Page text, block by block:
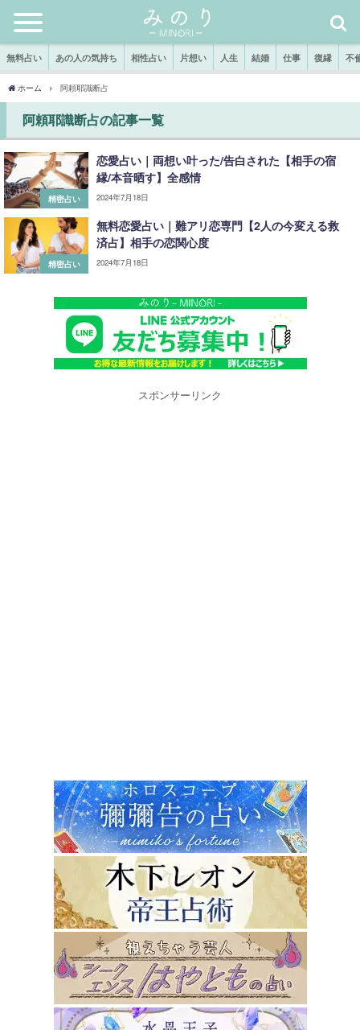
無料占い あの人の気持ち 相性占い 片想い 人生 結婚 仕事 復縁 不
ホーム 阿頼耶識断占
阿頼耶識断占の記事一覧
精密占い
恋愛占い｜両想い叶った/告白された【相手の宿
縁/本音晒す】全感情
2024年7月18日
精密占い
無料恋愛占い｜難アリ恋専門【2人の今変える救
済占】相手の恋関心度
2024年7月18日
スポンサーリンク